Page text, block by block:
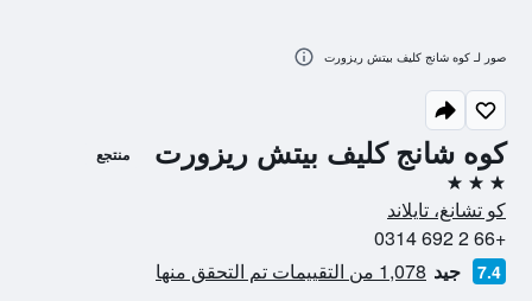
كوه شانج كليف بيتش ريزورت منتجع
3 نجوم
كو تشانغ، تايلاند
+66 2 692 0314
7.4 جيد 1,078 من التقييمات تم التحقق منها
صور لـ كوه شانج كليف بيتش ريزورت